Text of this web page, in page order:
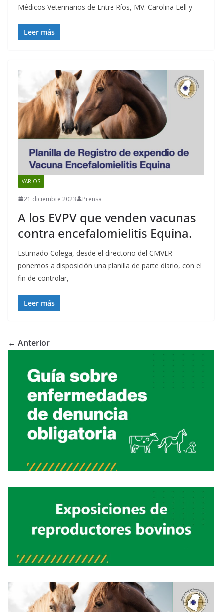
Médicos Veterinarios de Entre Ríos, MV. Carolina Lell y
Leer más
VARIOS
21 diciembre 2023 Prensa
A los EVPV que venden vacunas
contra encefalomielitis Equina.
Estimado Colega, desde el directorio del CMVER
ponemos a disposición una planilla de parte diario, con el
fin de controlar,
Leer más
← Anterior